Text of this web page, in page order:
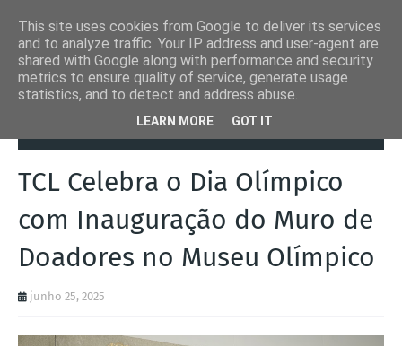
Desporto
TCL Celebra o Dia Olímpico com
TCL Celebra o Dia Olímpico
com Inauguração do Muro de
Doadores no Museu Olímpico
junho 25, 2025
This site uses cookies from Google to deliver its services
and to analyze traffic. Your IP address and user-agent are
shared with Google along with performance and security
metrics to ensure quality of service, generate usage
statistics, and to detect and address abuse.
LEARN MORE GOT IT